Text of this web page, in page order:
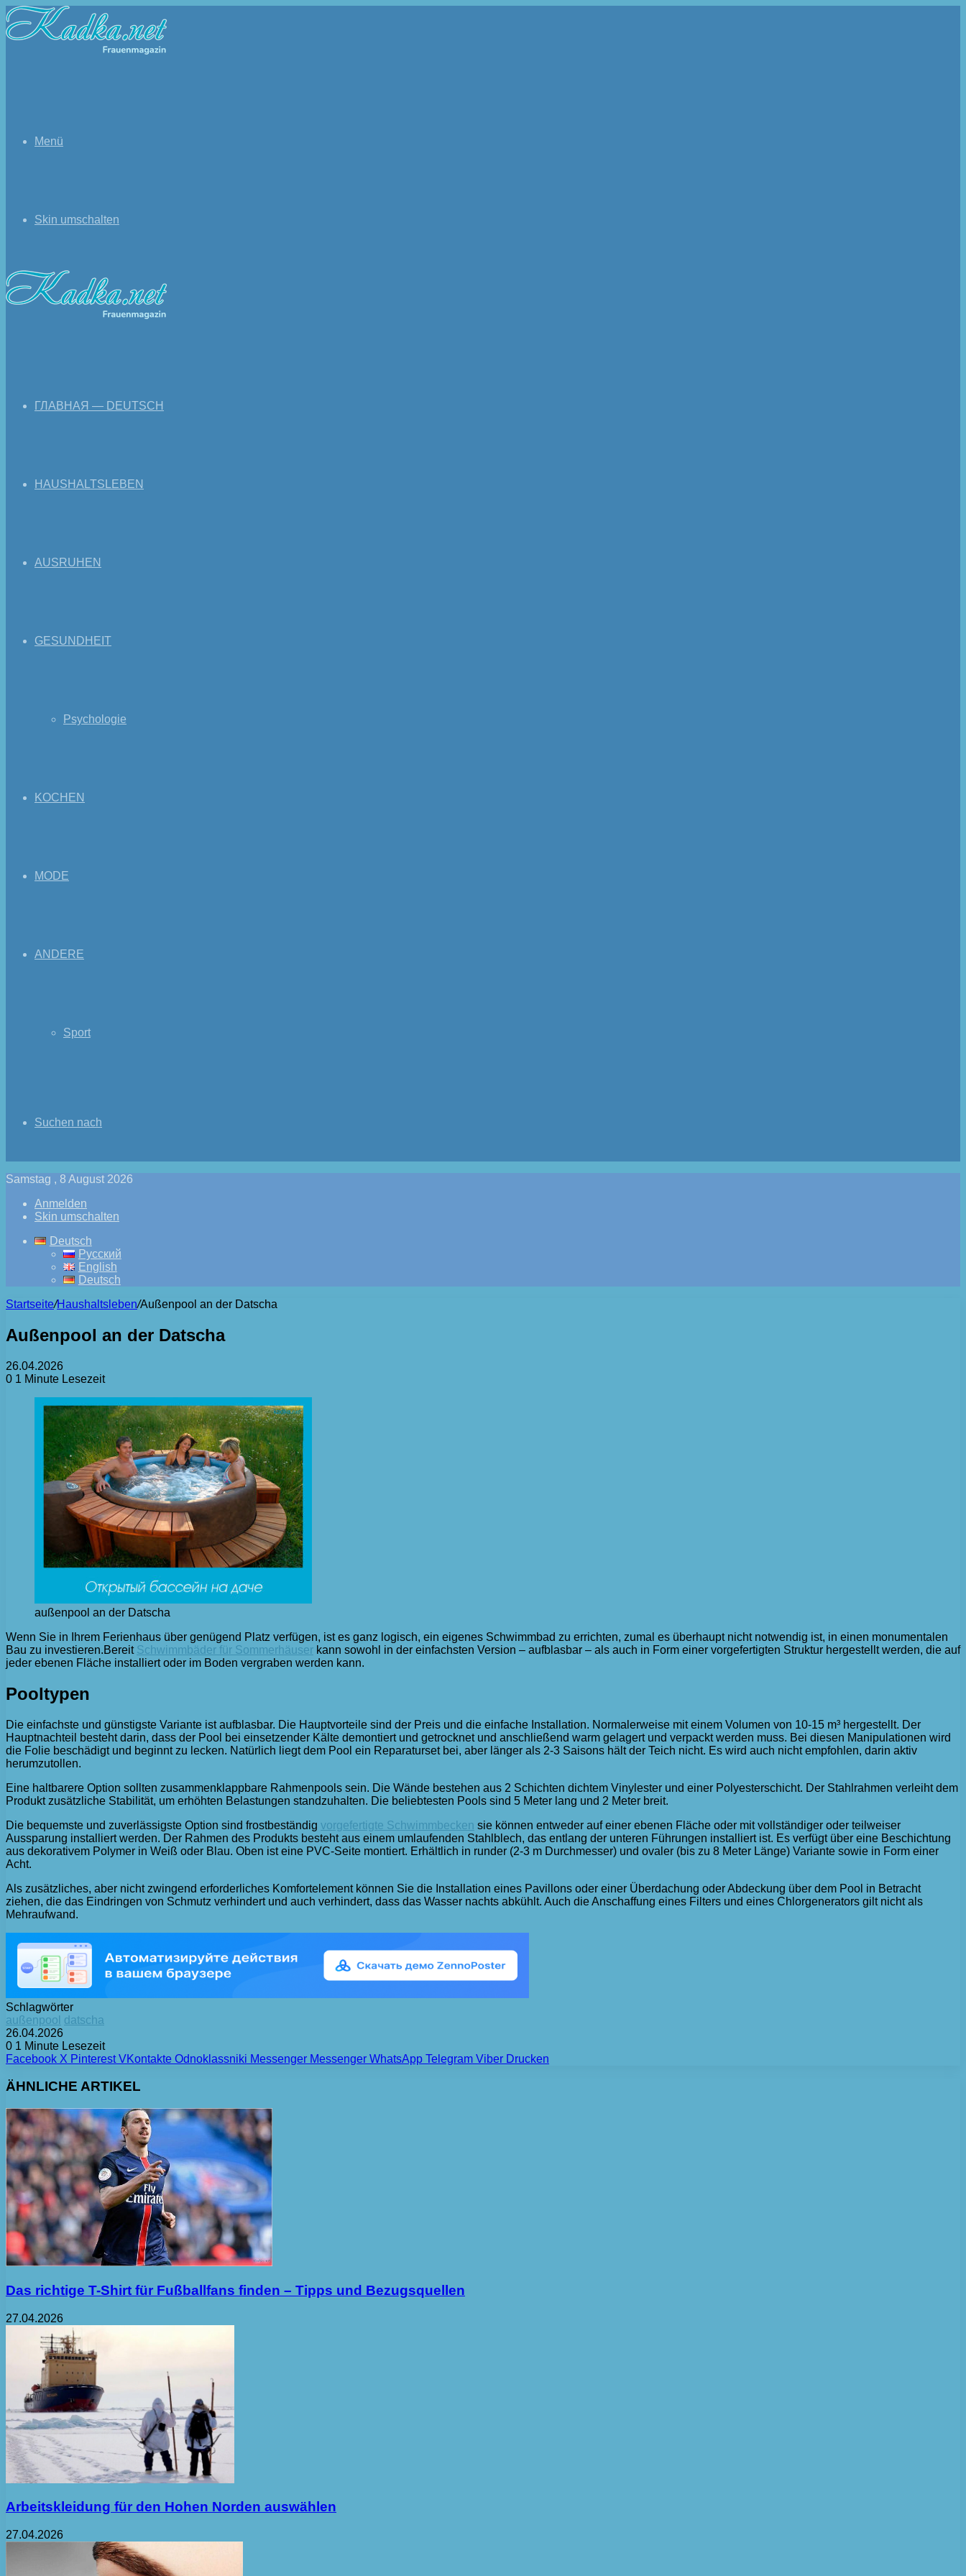
Menü
Skin umschalten
ГЛАВНАЯ — DEUTSCH
HAUSHALTSLEBEN
AUSRUHEN
GESUNDHEIT
Psychologie
KOCHEN
MODE
ANDERE
Sport
Suchen nach
Samstag , 8 August 2026
Anmelden
Skin umschalten
Deutsch
Русский
English
Deutsch
Startseite/Haushaltsleben/Außenpool an der Datscha
Außenpool an der Datscha
26.04.2026
0 1 Minute Lesezeit
außenpool an der Datscha
Wenn Sie in Ihrem Ferienhaus über genügend Platz verfügen, ist es ganz logisch, ein eigenes Schwimmbad zu errichten, zumal es überhaupt nicht notwendig ist, in einen monumentalen
Bau zu investieren.Bereit Schwimmbäder für Sommerhäuser kann sowohl in der einfachsten Version – aufblasbar – als auch in Form einer vorgefertigten Struktur hergestellt werden, die auf
jeder ebenen Fläche installiert oder im Boden vergraben werden kann.
Pooltypen
Die einfachste und günstigste Variante ist aufblasbar. Die Hauptvorteile sind der Preis und die einfache Installation. Normalerweise mit einem Volumen von 10-15 m³ hergestellt. Der
Hauptnachteil besteht darin, dass der Pool bei einsetzender Kälte demontiert und getrocknet und anschließend warm gelagert und verpackt werden muss. Bei diesen Manipulationen wird
die Folie beschädigt und beginnt zu lecken. Natürlich liegt dem Pool ein Reparaturset bei, aber länger als 2-3 Saisons hält der Teich nicht. Es wird auch nicht empfohlen, darin aktiv
herumzutollen.
Eine haltbarere Option sollten zusammenklappbare Rahmenpools sein. Die Wände bestehen aus 2 Schichten dichtem Vinylester und einer Polyesterschicht. Der Stahlrahmen verleiht dem
Produkt zusätzliche Stabilität, um erhöhten Belastungen standzuhalten. Die beliebtesten Pools sind 5 Meter lang und 2 Meter breit.
Die bequemste und zuverlässigste Option sind frostbeständig vorgefertigte Schwimmbecken sie können entweder auf einer ebenen Fläche oder mit vollständiger oder teilweiser
Aussparung installiert werden. Der Rahmen des Produkts besteht aus einem umlaufenden Stahlblech, das entlang der unteren Führungen installiert ist. Es verfügt über eine Beschichtung
aus dekorativem Polymer in Weiß oder Blau. Oben ist eine PVC-Seite montiert. Erhältlich in runder (2-3 m Durchmesser) und ovaler (bis zu 8 Meter Länge) Variante sowie in Form einer
Acht.
Als zusätzliches, aber nicht zwingend erforderliches Komfortelement können Sie die Installation eines Pavillons oder einer Überdachung oder Abdeckung über dem Pool in Betracht
ziehen, die das Eindringen von Schmutz verhindert und auch verhindert, dass das Wasser nachts abkühlt. Auch die Anschaffung eines Filters und eines Chlorgenerators gilt nicht als
Mehraufwand.
Schlagwörter
außenpool datscha
26.04.2026
0 1 Minute Lesezeit
Facebook X Pinterest VKontakte Odnoklassniki Messenger Messenger WhatsApp Telegram Viber Drucken
ÄHNLICHE ARTIKEL
Das richtige T-Shirt für Fußballfans finden – Tipps und Bezugsquellen
27.04.2026
Arbeitskleidung für den Hohen Norden auswählen
27.04.2026